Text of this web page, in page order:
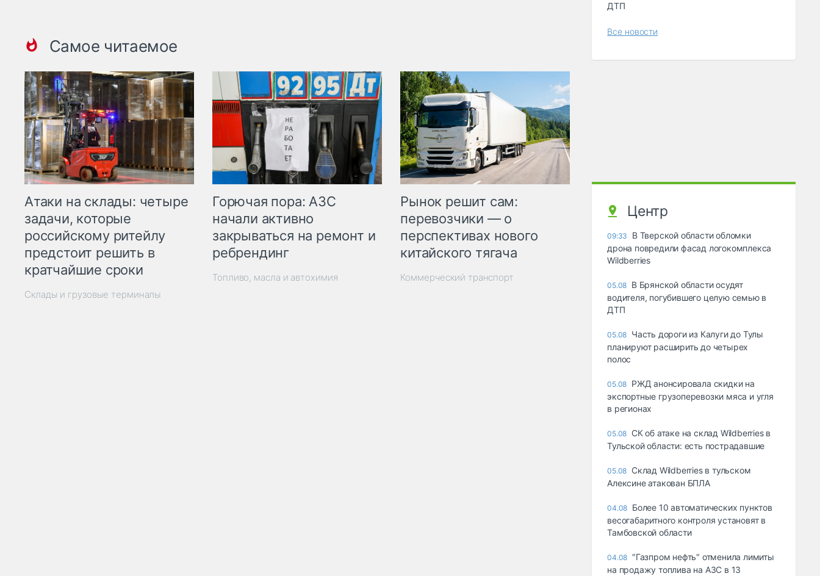
Самое читаемое
Атаки на склады: четыре
задачи, которые
российскому ритейлу
предстоит решить в
кратчайшие сроки
Склады и грузовые терминалы
Горючая пора: АЗС
начали активно
закрываться на ремонт и
ребрендинг
Топливо, масла и автохимия
Рынок решит сам:
перевозчики — о
перспективах нового
китайского тягача
Коммерческий транспорт
ДТП
Все новости
Центр
09:33
В Тверской области обломки
дрона повредили фасад логокомплекса
Wildberries
05.08 В Брянской области осудят
водителя, погубившего целую семью в
ДТП
05.08 Часть дороги из Калуги до Тулы
планируют расширить до четырех
полос
05.08 РЖД анонсировала скидки на
экспортные грузоперевозки мяса и угля
в регионах
05.08 СК об атаке на склад Wildberries в
Тульской области: есть пострадавшие
05.08 Склад Wildberries в тульском
Алексине атакован БПЛА
04.08 Более 10 автоматических пунктов
весогабаритного контроля установят в
Тамбовской области
04.08 "Газпром нефть" отменила лимиты
на продажу топлива на АЗС в 13